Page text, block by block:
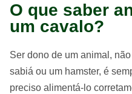
O que saber
um cavalo?
Ser dono de um animal,
sabiá ou um hamster, é
preciso alimentá-lo